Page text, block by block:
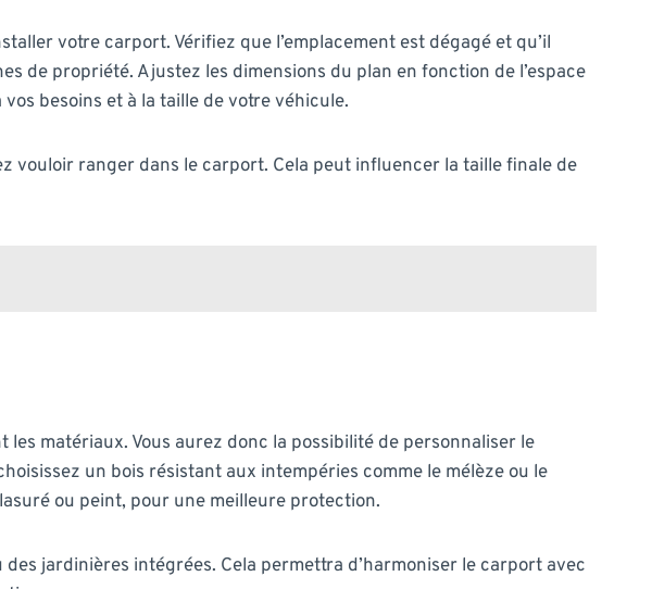
votre carport. Vérifiez que l’emplacement est dégagé et qu’il
de propriété. Ajustez les dimensions du plan en fonction de l’espace
besoins et à la taille de votre véhicule.
vouloir ranger dans le carport. Cela peut influencer la taille finale de
matériaux. Vous aurez donc la possibilité de personnaliser le
un bois résistant aux intempéries comme le mélèze ou le
ou peint, pour une meilleure protection.
jardinières intégrées. Cela permettra d’harmoniser le carport avec